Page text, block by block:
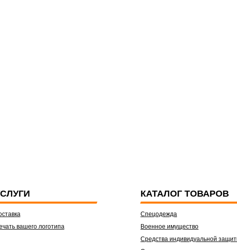
вашего логотипа
КАТАЛОГ ТОВАРОВ
Спецодежда
Военное имущество
Средства индивидуальной